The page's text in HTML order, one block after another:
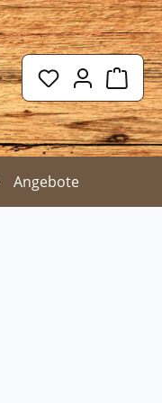
Du hast 0
Angebote